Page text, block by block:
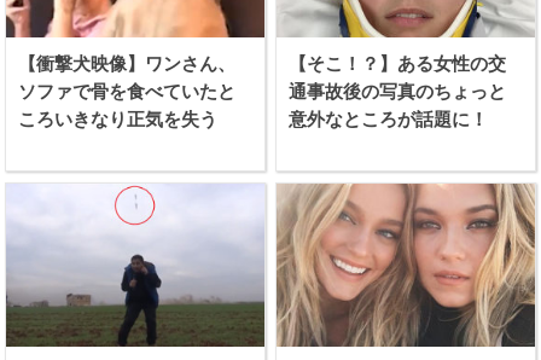
【衝撃犬映像】ワンさん、
ソファで骨を食べていたと
ころいきなり正気を失う
【そこ！？】ある女性の交
通事故後の写真のちょっと
意外なところが話題に！